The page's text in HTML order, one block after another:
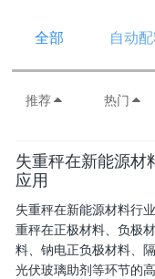
全部 自动
推荐 热门
失重秤在新能源材
应用
失重秤在新能源材料行
重秤在正极材料、负极
料、钠电正负极材料、
光伏玻璃助剂等环节的